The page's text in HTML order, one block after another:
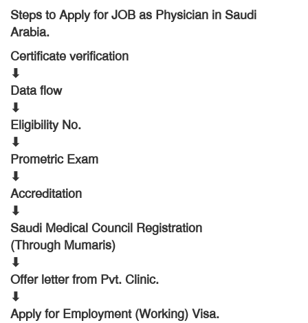
Steps to Apply for JOB as Physician in Saudi
Arabia.
Certificate verification
⬇
Data flow
⬇
Eligibility No.
⬇
Prometric Exam
⬇
Accreditation
⬇
Saudi Medical Council Registration
(Through Mumaris)
⬇
Offer letter from Pvt. Clinic.
⬇
Apply for Employment (Working) Visa.